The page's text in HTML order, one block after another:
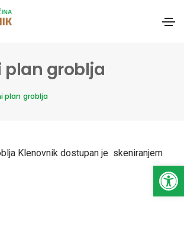
Open toolbar
plan groblja
plan groblja
Klenovnik dostupan je skeniranjem